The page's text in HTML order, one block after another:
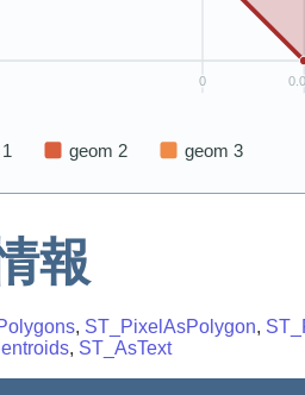
報
, ST_PixelAsPolygon,
, ST_AsText